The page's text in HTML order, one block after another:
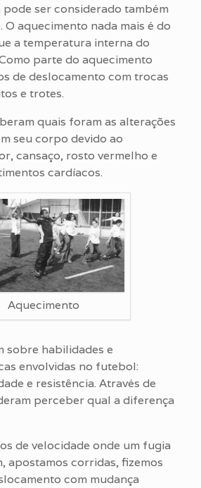
ser considerado também
O aquecimento nada mais é do
a temperatura interna do
parte do aquecimento
de deslocamento com trocas
e trotes.
quais foram as alterações
seu corpo devido ao
cansaço, rosto vermelho e
cardíacos.
Aquecimento
sobre habilidades e
envolvidas no futebol:
e resistência. Através de
perceber qual a diferença
de velocidade onde um fugia
apostamos corridas, fizemos
com mudança